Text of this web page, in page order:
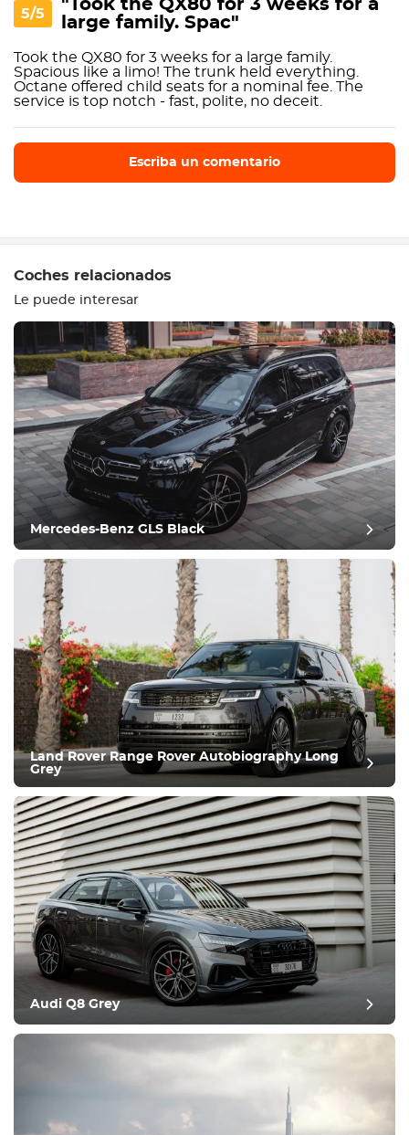
5/5
"Took the QX80 for 3 weeks for a
large family. Spac"
Took the QX80 for 3 weeks for a large family.
Spacious like a limo! The trunk held everything.
Octane offered child seats for a nominal fee. The
service is top notch - fast, polite, no deceit.
Escriba un comentario
Equipamiento
Cómodo
Climatización
Conducir
Condición
revisión del puesto
Coches relacionados
Le puede interesar
Mercedes-Benz GLS Black
Land Rover Range Rover Autobiography Long
Grey
Audi Q8 Grey